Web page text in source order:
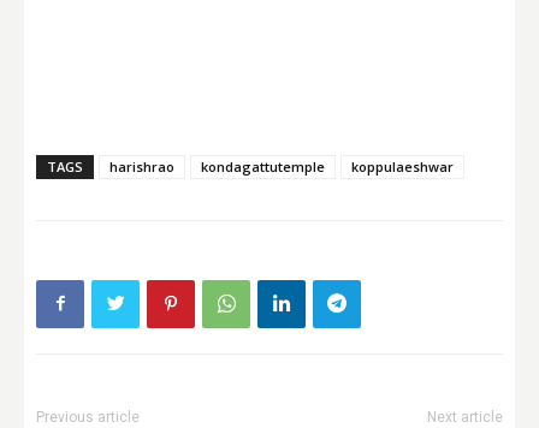
TAGS harishrao kondagattutemple koppulaeshwar
Previous article Next article